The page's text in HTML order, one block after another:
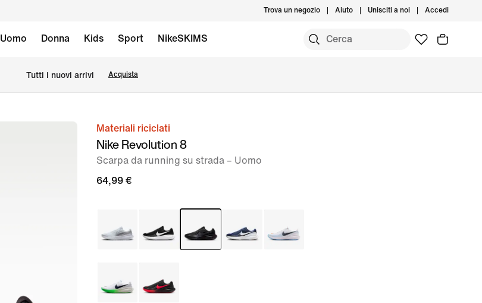
Trova un negozio Aiuto Unisciti a noi Accedi
Uomo Donna Kids Sport NikeSKIMS
Tutti i nuovi arrivi Acquista
immagine
Materiali riciclati
Nike Revolution 8
Scarpa da running su strada – Uomo
64,99 €